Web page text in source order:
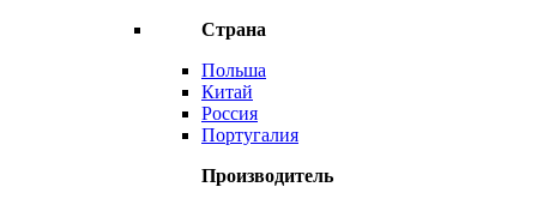
Страна
Польша
Китай
Россия
Португалия
Производитель